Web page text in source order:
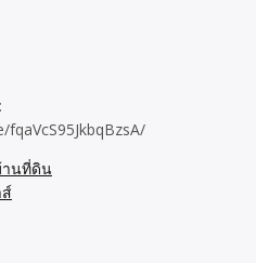
านที่ดิน